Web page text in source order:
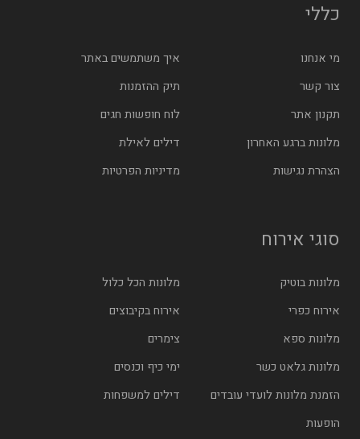
כללי
מי אנחנו
איך משתמשים באתר
צור קשר
תיק ההזמנות
תקנון אתר
לוח חופשות חגים
מלונות ברגע האחרון
דילים לאילת
הצהרת נגישות
מדיניות הפרטיות
סוגי אירוח
מלונות בוטיק
מלונות הכל כלול
אירוח כפרי
אירוח בקיבוצים
מלונות ספא
צימרים
מלונות גלאט כשר
ימי כיף וכנסים
הזמנת מלונות לועדי עובדים
דילים למשפחות
הופעות